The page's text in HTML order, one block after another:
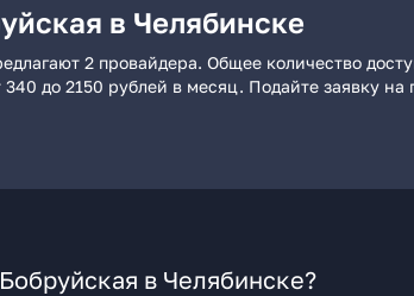
в Челябинске
2 провайдера. Общее количество
до 2150 рублей в месяц. Подайте заявку
в Челябинске?